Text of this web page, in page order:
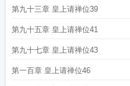
第九十三章 皇上请禅位39
第九十五章 皇上请禅位41
第九十七章 皇上请禅位43
第一百章 皇上请禅位46